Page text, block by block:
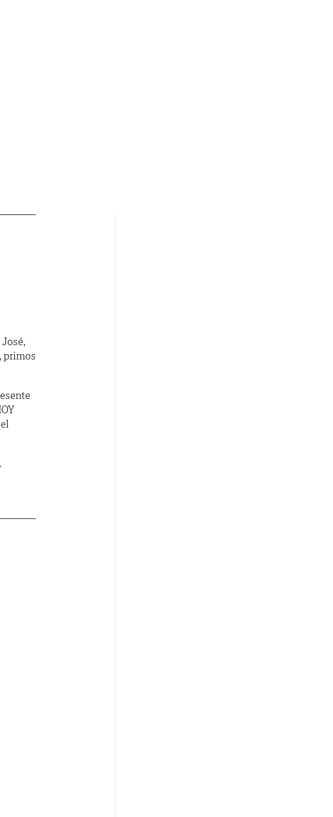
primos